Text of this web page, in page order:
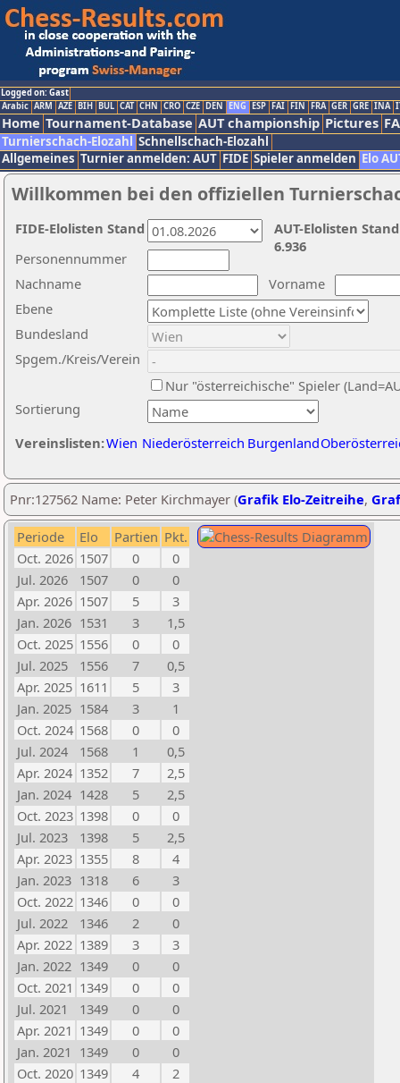
Logged on: Gast
Arabic ARM AZE BIH BUL CAT CHN CRO CZE DEN ENG ESP FAI FIN FRA GER GRE INA
Home Tournament-Database AUT championship Pictures
Turnierschach-Elozahl Schnellschach-Elozahl
Allgemeines Turnier anmelden: AUT FIDE Spieler anmelden Elo
Willkommen bei den offiziellen
Nachname
Vorname
Ebene
Sortierung
Personennummer
Bundesland
Spgem./Kreis/Verein
Nur "österreichische" Spieler
Vereinslisten:Wien Niederösterreich Burgenland
AUT-Elolisten
6.936
FIDE-Elolisten Stand
Pnr:127562 Name: Peter Kirchmayer (Grafik Elo-Zeitreihe,
Periode Elo Partien Pkt.
Oct. 2026 1507 0
0
Jul. 2026
1507 0
0
Apr. 2026 1507 5
3
Jan. 2026 1531 3
1,5
Oct. 2025 1556 0
0
Jul. 2025
1556 7
0,5
Apr. 2025 1611 5
3
Jan. 2025 1584 3
1
Oct. 2024 1568 0
0
Jul. 2024
1568 1
0,5
Apr. 2024 1352 7
2,5
Jan. 2024 1428 5
2,5
Oct. 2023 1398 0
0
Jul. 2023
1398 5
2,5
Apr. 2023 1355 8
4
Jan. 2023 1318 6
3
Oct. 2022 1346 0
0
Jul. 2022
1346 2
0
Apr. 2022 1389 3
3
Jan. 2022 1349 0
0
Oct. 2021 1349 0
0
Jul. 2021
1349 0
0
Apr. 2021 1349 0
0
Jan. 2021 1349 0
0
Oct. 2020 1349 4
2